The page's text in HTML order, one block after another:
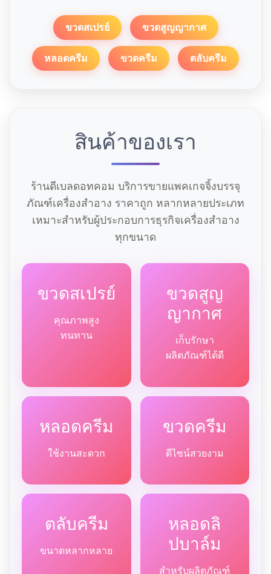
ขวดสเปรย์ ขวดสูญญากาศ
หลอดครีม ขวดครีม ตลับครีม
สินค้าของเรา
ร้านดีเบลดอทคอม บริการขายแพคเกจจิ้งบรรจุ
ภัณฑ์เครื่องสำอาง ราคาถูก หลากหลายประเภท
เหมาะสำหรับผู้ประกอบการธุรกิจเครื่องสำอาง
ทุกขนาด
ขวดสเปรย์
คุณภาพสูง
ทนทาน
ขวดสูญ
ญากาศ
เก็บรักษา
ผลิตภัณฑ์ได้ดี
หลอดครีม
ใช้งานสะดวก
ขวดครีม
ดีไซน์สวยงาม
ตลับครีม
ขนาดหลากหลาย
หลอดลิ
ปบาล์ม
สำหรับผลิตภัณฑ์